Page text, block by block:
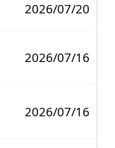
2026/07/20
2026/07/16
2026/07/16